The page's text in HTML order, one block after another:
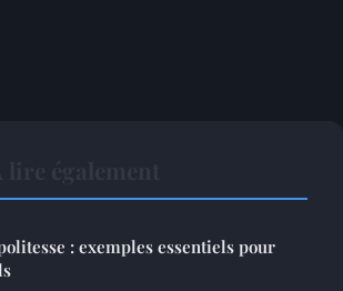
: exemples essentiels pour